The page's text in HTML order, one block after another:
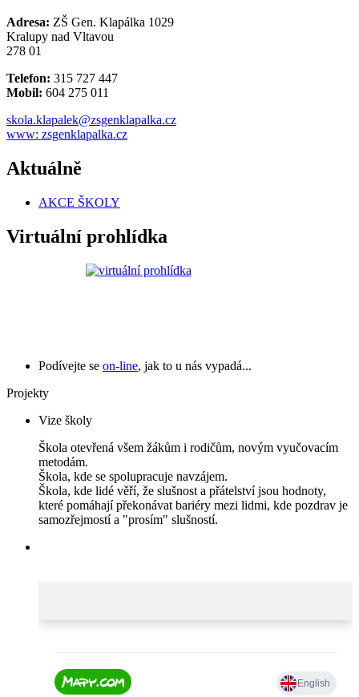
Adresa: ZŠ Gen. Klapálka 1029
Kralupy nad Vltavou
278 01
Telefon: 315 727 447
Mobil: 604 275 011
skola.klapalek@zsgenklapalka.cz
www: zsgenklapalka.cz
Aktuálně
AKCE ŠKOLY
Virtuální prohlídka
Podívejte se on-line, jak to u nás vypadá...
Projekty
Vize školy
Škola otevřená všem žákům i rodičům, novým vyučovacím
metodám.
Škola, kde se spolupracuje navzájem.
Škola, kde lidé věří, že slušnost a přátelství jsou hodnoty,
které pomáhají překonávat bariéry mezi lidmi, kde pozdrav je
samozřejmostí a "prosím" slušností.